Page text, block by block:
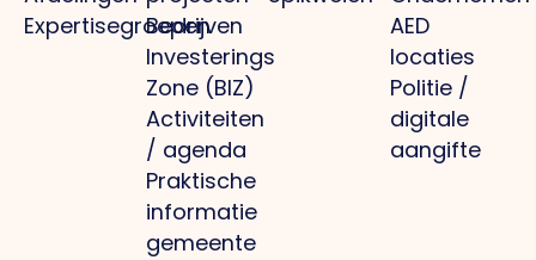
Expertisegroepen
Bedrijven
Investerings
Zone (BIZ)
Activiteiten
/ agenda
Praktische
informatie
gemeente
AED
locaties
Politie /
digitale
aangifte